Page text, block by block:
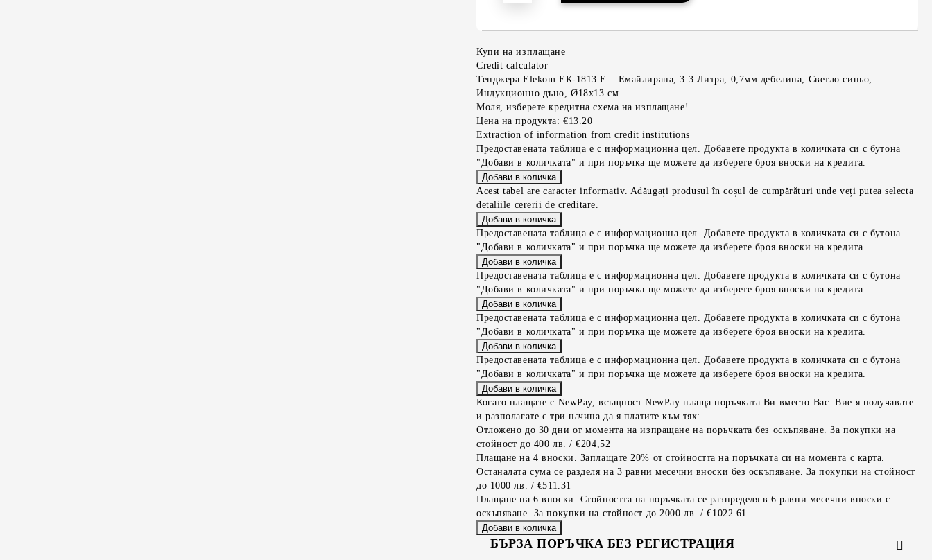
Купи на изплащане
Credit calculator
Тенджера Elekom ЕК-1813 Е – Емайлирана, 3.3 Литра, 0,7мм дебелина, Светло синьо,
Индукционно дъно, Ø18х13 cм
Моля, изберете кредитна схема на изплащане!
Цена на продукта: €13.20
Extraction of information from credit institutions
Предоставената таблица е с информационна цел. Добавете продукта в количката си с бутона
"Добави в количката" и при поръчка ще можете да изберете броя вноски на кредита.
Acest tabel are caracter informativ. Adăugați produsul în coșul de cumpărături unde veți putea selecta
detaliile cererii de creditare.
Предоставената таблица е с информационна цел. Добавете продукта в количката си с бутона
"Добави в количката" и при поръчка ще можете да изберете броя вноски на кредита.
Предоставената таблица е с информационна цел. Добавете продукта в количката си с бутона
"Добави в количката" и при поръчка ще можете да изберете броя вноски на кредита.
Предоставената таблица е с информационна цел. Добавете продукта в количката си с бутона
"Добави в количката" и при поръчка ще можете да изберете броя вноски на кредита.
Предоставената таблица е с информационна цел. Добавете продукта в количката си с бутона
"Добави в количката" и при поръчка ще можете да изберете броя вноски на кредита.
Когато плащате с NewPay, всъщност NewPay плаща поръчката Ви вместо Вас. Вие я получавате
и разполагате с три начина да я платите към тях:
Отложено до 30 дни от момента на изпращане на поръчката без оскъпяване. За покупки на
стойност до 400 лв. / €204,52
Плащане на 4 вноски. Заплащате 20% от стойността на поръчката си на момента с карта.
Останалата сума се разделя на 3 равни месечни вноски без оскъпяване. За покупки на стойност
до 1000 лв. / €511.31
Плащане на 6 вноски. Стойността на поръчката се разпределя в 6 равни месечни вноски с
оскъпяване. За покупки на стойност до 2000 лв. / €1022.61
БЪРЗА ПОРЪЧКА БЕЗ РЕГИСТРАЦИЯ